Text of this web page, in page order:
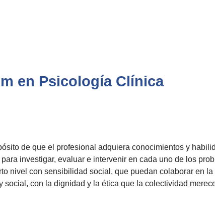
en Psicología Clínica
de que el profesional adquiera conocimientos y
investigar, evaluar e intervenir en cada uno de los
nivel con sensibilidad social, que puedan colaborar en
con la dignidad y la ética que la colectividad